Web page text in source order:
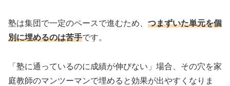
塾は集団で一定のペースで進むため、 つまずいた単元を個
別に埋めるのは苦手です。
「塾に通っているのに成績が伸びない」場合、その穴を家
庭教師のマンツーマンで埋めると効果が出やすくなりま